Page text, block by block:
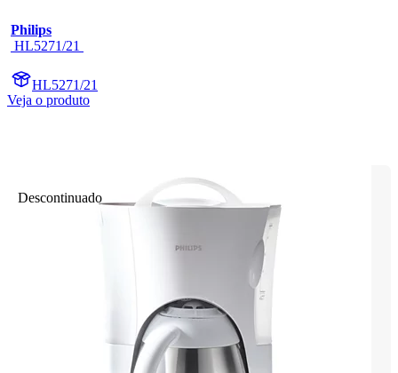
Philips
HL5271/21
HL5271/21
Veja o produto
Descontinuado